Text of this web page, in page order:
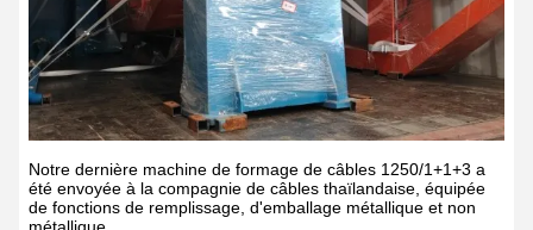
Notre dernière machine de formage de câbles 1250/1+1+3 a
été envoyée à la compagnie de câbles thaïlandaise, équipée
de fonctions de remplissage, d'emballage métallique et non